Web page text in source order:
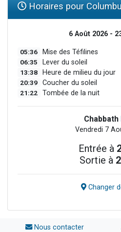
Horaires pour
6 Août 2026 -
05:36 Mise des Téfilines
06:35 Lever du soleil
13:38 Heure de milieu du jour
20:39 Coucher du soleil
21:22 Tombée de la nuit
Chabbath
Vendredi 7
Entrée à
Sortie à
Changer
Nous contacter